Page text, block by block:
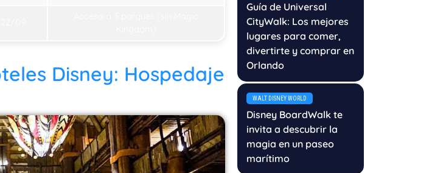
Disney: Hospedaje
Guía de Universal
CityWalk: Los mejores
lugares para comer,
divertirte y comprar en
Orlando
WALT DISNEY WORLD
Disney BoardWalk te
invita a descubrir la
magia en un paseo
marítimo